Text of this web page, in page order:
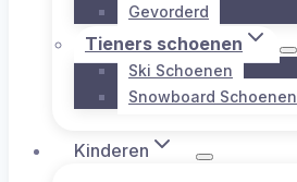
Gevorderd
Tieners schoenen
Ski Schoenen
Snowboard Schoenen
Kinderen